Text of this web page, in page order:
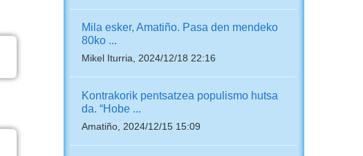
Mila esker, Amatiño. Pasa den mendeko
80ko ...
Mikel Iturria, 2024/12/18 22:16
Kontrakorik pentsatzea populismo hutsa
da. “Hobe ...
Amatiño, 2024/12/15 15:09